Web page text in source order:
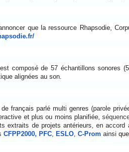
que la ressource Rhapsodie,
est composé de 57 échantillons sonores
alignées au son.
de français parlé multi genres (parole
et plus ou moins planifiée,
extraits de projets antérieurs, en
CFPP2000, PFC ESLO C-Prom ainsi